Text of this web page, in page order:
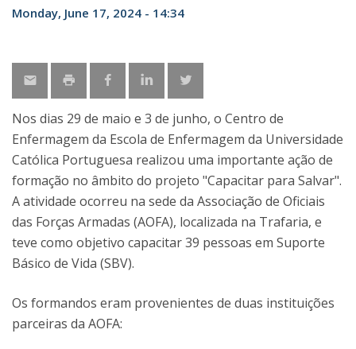
Monday, June 17, 2024 - 14:34
Nos dias 29 de maio e 3 de junho, o Centro de
Enfermagem da Escola de Enfermagem da Universidade
Católica Portuguesa realizou uma importante ação de
formação no âmbito do projeto "Capacitar para Salvar".
A atividade ocorreu na sede da Associação de Oficiais
das Forças Armadas (AOFA), localizada na Trafaria, e
teve como objetivo capacitar 39 pessoas em Suporte
Básico de Vida (SBV).
Os formandos eram provenientes de duas instituições
parceiras da AOFA: